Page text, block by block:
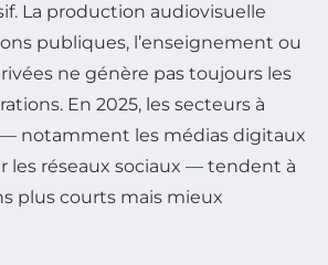
La production audiovisuelle
publiques, l’enseignement ou
ne génère pas toujours les
En 2025, les secteurs à
notamment les médias digitaux
les réseaux sociaux — tendent à
plus courts mais mieux